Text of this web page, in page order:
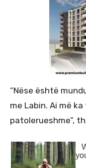
“Nëse është
me Labin. Ai më
patolerueshme”,